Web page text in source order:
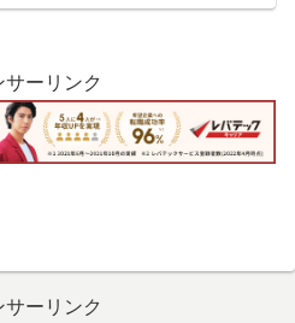
サーリンク
サーリンク